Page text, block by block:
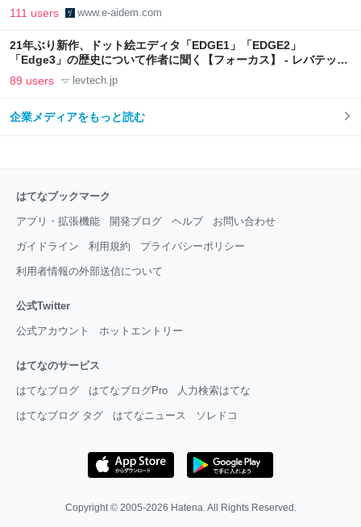
111 users www.e-aidem.com
21年ぶり新作、ドット絵エディタ「EDGE1」「EDGE2」
「Edge3」の歴史について作者に聞く【フォーカス】 - レバテック
LAB
89 users levtech.jp
企業メディアをもっと読む
はてなブックマーク
アプリ・拡張機能 開発ブログ ヘルプ お問い合わせ
ガイドライン 利用規約 プライバシーポリシー
利用者情報の外部送信について
公式Twitter
公式アカウント ホットエントリー
はてなのサービス
はてなブログ はてなブログPro 人力検索はてな
はてなブログ タグ はてなニュース ソレドコ
Copyright © 2005-2026 Hatena. All Rights Reserved.